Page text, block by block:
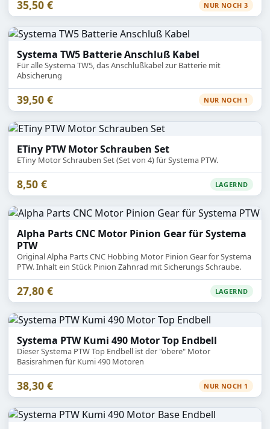
35,50 € NUR NOCH 3
Systema TW5 Batterie Anschluß Kabel
Für alle Systema TW5, das Anschlußkabel zur Batterie mit
Absicherung
39,50 € NUR NOCH 1
ETiny PTW Motor Schrauben Set
ETiny Motor Schrauben Set (Set von 4) für Systema PTW.
8,50 € LAGERND
Alpha Parts CNC Motor Pinion Gear für Systema
PTW
Original Alpha Parts CNC Hobbing Motor Pinion Gear for Systema
PTW. Inhalt ein Stück Pinion Zahnrad mit Sicherungs Schraube.
27,80 € LAGERND
Systema PTW Kumi 490 Motor Top Endbell
Dieser Systema PTW Top Endbell ist der "obere" Motor
Basisrahmen für Kumi 490 Motoren
38,30 € NUR NOCH 1